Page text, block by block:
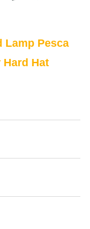
Lamp Pesca
Hard Hat